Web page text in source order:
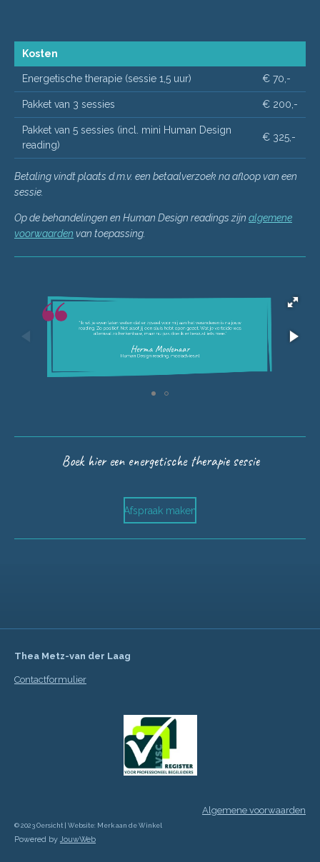
Kosten
Energetische therapie (sessie 1,5 uur) € 70,-
Pakket van 3 sessies € 200,-
Pakket van 5 sessies (incl. mini Human Design
reading)
€ 325,-
Betaling vindt plaats d.m.v. een betaalverzoek na afloop van een
sessie.
Op de behandelingen en Human Design readings zijn algemene
voorwaarden van toepassing.
Boek hier een energetische therapie sessie
Afspraak maken
Thea Metz-van der Laag
Contactformulier
Algemene voorwaarden
© 2023 Oersicht | Website: Merk aan de Winkel
Powered by JouwWeb